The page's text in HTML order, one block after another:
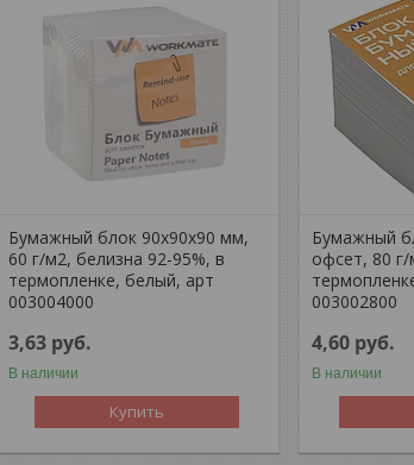
Бумажный блок 90х90х90 мм,
60 г/м2, белизна 92-95%, в
термопленке, белый, арт
003004000
3,63 руб.
В наличии
Купить
Бумажный
офсет, 80
003002800
4,60 руб.
В наличии